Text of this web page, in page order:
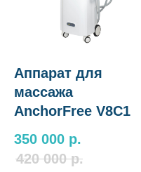
Аппарат для
массажа
AnchorFree V8C1
350 000 р.
420 000 р.